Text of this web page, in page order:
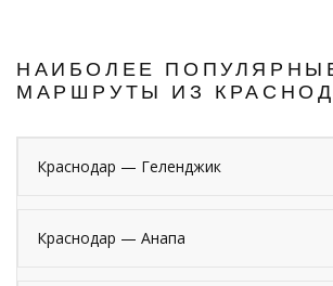
НАИБОЛЕЕ
МАРШРУТЫ ИЗ
Краснодар — Геленджик
Краснодар — Анапа